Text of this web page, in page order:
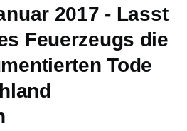
2017 - Lasst
Feuerzeugs die
Tode